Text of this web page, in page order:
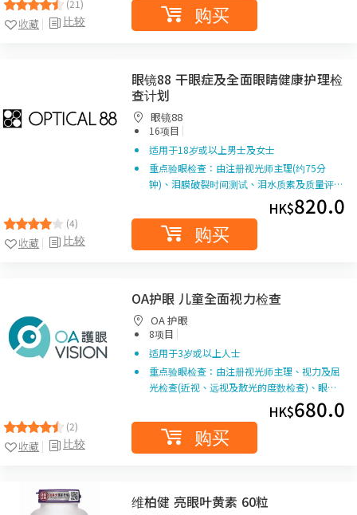
(21)
比较
收藏 购买
(4)
比较
收藏
眼镜88 干眼症及全面眼睛健康护理检
查计划
眼镜88
16项目 |
适用于18岁或以上男士及女士
重点验眼检查：由注册视光师主理(约75分
钟)、泪膜破裂时间测试、泪水质素及质量评…
HK$820.0
购买
(2)
比较
收藏
OA护眼 儿童全面视力检查
OA 护眼
8项目 |
适用于3岁或以上人士
重点验眼检查：由注册视光师主理、视力及屈
光检查(近视、远视及散光的度数检查)、眼…
HK$680.0
购买
维柏健 亮眼叶黄素 60粒